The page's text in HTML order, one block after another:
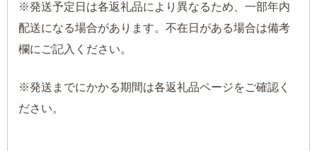
※発送予定日は各返礼品により異なるため、一部年内
配送になる場合があります。不在日がある場合は備考
欄にご記入ください。
※発送までにかかる期間は各返礼品ページをご確認く
ださい。